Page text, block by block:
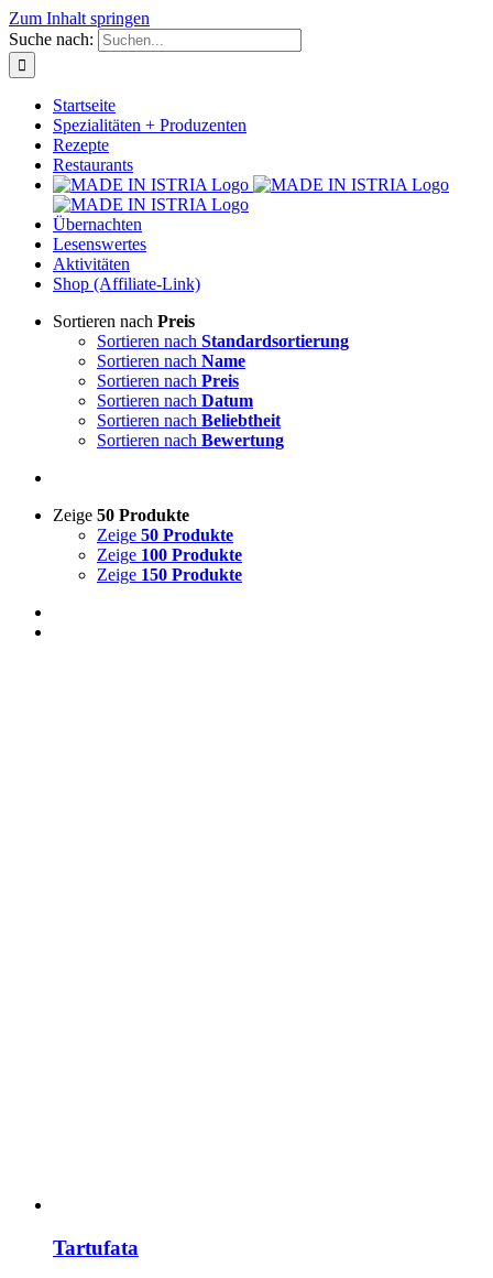
Zum Inhalt springen
Suche nach:
Startseite
Spezialitäten + Produzenten
Rezepte
Restaurants
Übernachten
Lesenswertes
Aktivitäten
Shop (Affiliate-Link)
Sortieren nach Preis
Sortieren nach Standardsortierung
Sortieren nach Name
Sortieren nach Preis
Sortieren nach Datum
Sortieren nach Beliebtheit
Sortieren nach Bewertung
Zeige 50 Produkte
Zeige 50 Produkte
Zeige 100 Produkte
Zeige 150 Produkte
Tartufata